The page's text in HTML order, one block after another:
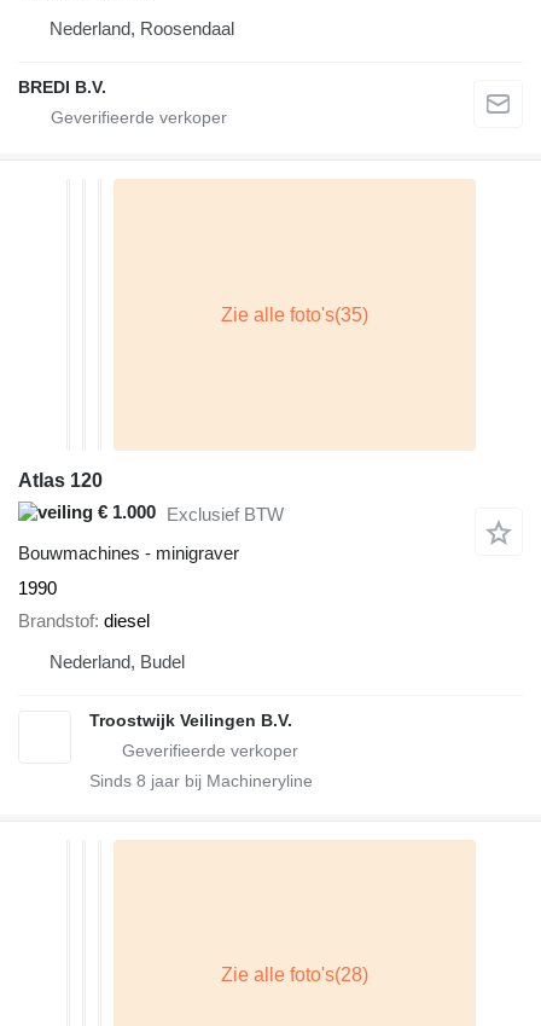
Nederland, Roosendaal
BREDI B.V.
Atlas 120
€ 1.000 Exclusief BTW
Bouwmachines - minigraver
1990
Brandstof diesel
Nederland, Budel
Troostwijk Veilingen B.V.
Sinds 8 jaar bij Machineryline